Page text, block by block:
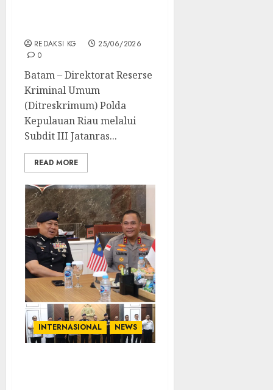
REDAKSI KG
25/06/2026
0
Batam – Direktorat Reserse
Kriminal Umum
(Ditreskrimum) Polda
Kepulauan Riau melalui
Subdit III Jatanras...
READ MORE
INTERNASIONAL NEWS